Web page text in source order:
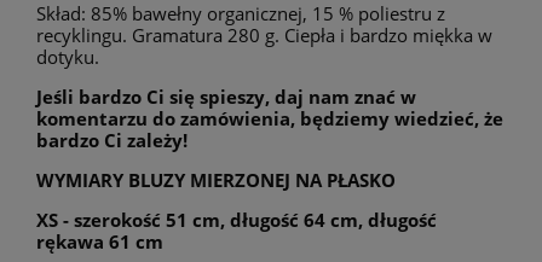
Skład: 85% bawełny organicznej, 15 % poliestru z
recyklingu. Gramatura 280 g. Ciepła i bardzo miękka w
dotyku.
Jeśli bardzo Ci się spieszy, daj nam znać w
komentarzu do zamówienia, będziemy wiedzieć, że
bardzo Ci zależy!
WYMIARY BLUZY MIERZONEJ NA PŁASKO
XS - szerokość 51 cm, długość 64 cm, długość
rękawa 61 cm